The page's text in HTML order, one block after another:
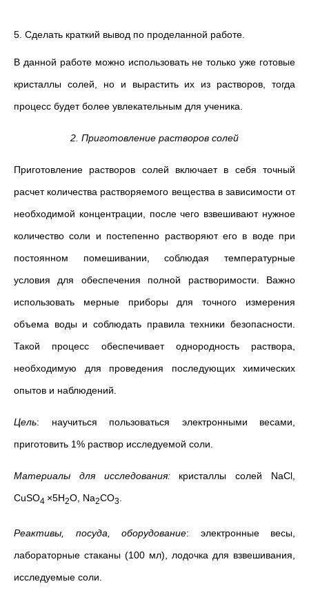
5. Сделать краткий вывод по проделанной работе.
В данной работе можно использовать не только уже готовые
кристаллы солей, но и вырастить их из растворов, тогда
процесс будет более увлекательным для ученика.
2. Приготовление растворов солей
Приготовление растворов солей включает в себя точный
расчет количества растворяемого вещества в зависимости от
необходимой концентрации, после чего взвешивают нужное
количество соли и постепенно растворяют его в воде при
постоянном помешивании, соблюдая температурные
условия для обеспечения полной растворимости. Важно
использовать мерные приборы для точного измерения
объема воды и соблюдать правила техники безопасности.
Такой процесс обеспечивает однородность раствора,
необходимую для проведения последующих химических
опытов и наблюдений.
Цель: научиться пользоваться электронными весами,
приготовить 1% раствор исследуемой соли.
Материалы для исследования:кристаллы солей NaCl,
CuSO4 ×5H2O, Na2CO3.
Реактивы, посуда, оборудование: электронные весы,
лабораторные стаканы (100 мл), лодочка для взвешивания,
исследуемые соли.